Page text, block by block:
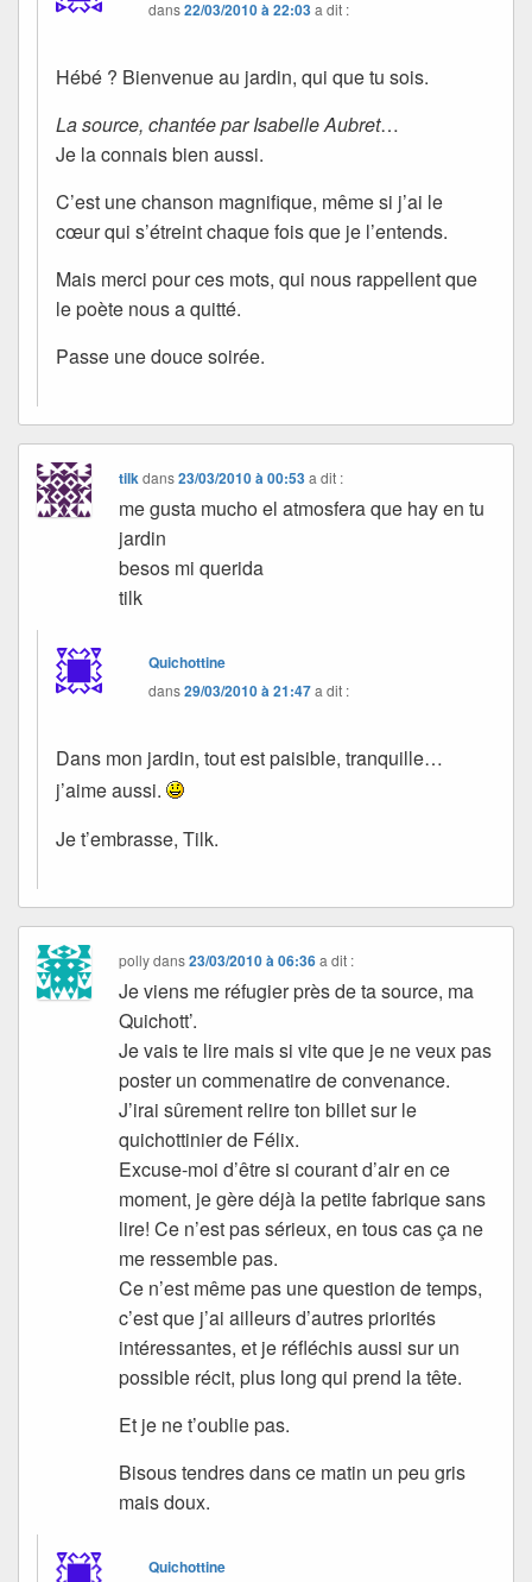
dans22/03/2010 à 22:03a dit :
Hébé ? Bienvenue au jardin, qui que tu sois.
La source, chantée par Isabelle Aubret…
Je la connais bien aussi.
C’est une chanson magnifique, même si j’ai le
cœur qui s’étreint chaque fois que je l’entends.
Mais merci pour ces mots, qui nous rappellent que
le poète nous a quitté.
Passe une douce soirée.
tilkdans23/03/2010 à 00:53 a dit :
me gusta mucho el atmosfera que hay en tu
jardin
besos mi querida
tilk
Quichottine
dans29/03/2010 à 21:47a dit :
Dans mon jardin, tout est paisible, tranquille…
j’aime aussi.
Je t’embrasse, Tilk.
pollydans23/03/2010 à 06:36 a dit :
Je viens me réfugier près de ta source, ma
Quichott’.
Je vais te lire mais si vite que je ne veux pas
poster un commenatire de convenance.
J’irai sûrement relire ton billet sur le
quichottinier de Félix.
Excuse-moi d’être si courant d’air en ce
moment, je gère déjà la petite fabrique sans
lire! Ce n’est pas sérieux, en tous cas ça ne
me ressemble pas.
Ce n’est même pas une question de temps,
c’est que j’ai ailleurs d’autres priorités
intéressantes, et je réfléchis aussi sur un
possible récit, plus long qui prend la tête.
Et je ne t’oublie pas.
Bisous tendres dans ce matin un peu gris
mais doux.
Quichottine